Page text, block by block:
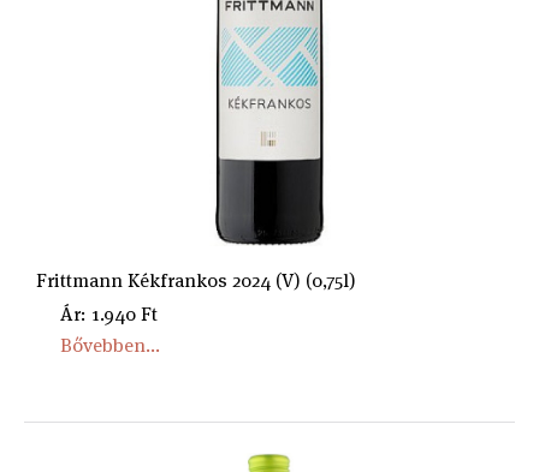
Frittmann Kékfrankos 2024 (V) (0,75l)
Ár: 1.940 Ft
Bővebben...